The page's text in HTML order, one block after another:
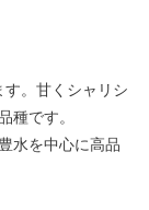
。甘くシャリシ
種です。
水を中心に高品